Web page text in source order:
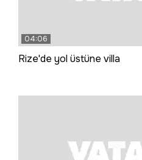
04:06
Rize'de yol üstüne villa